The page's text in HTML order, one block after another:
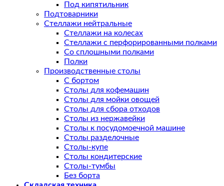
Под кипятильник
Подтоварники
Стеллажи нейтральные
Стеллажи на колесах
Стеллажи с перфорированными полками
Со сплошными полками
Полки
Производственные столы
С бортом
Столы для кофемашин
Столы для мойки овощей
Столы для сбора отходов
Столы из нержавейки
Столы к посудомоечной машине
Столы разделочные
Столы-купе
Столы кондитерские
Столы-тумбы
Без борта